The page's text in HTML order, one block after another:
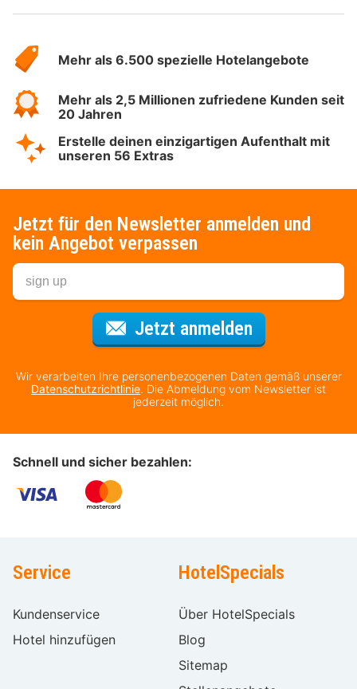
Hotelspecials
Mehr als 6.500 spezielle Hotelangebote
Mehr als 2,5 Millionen zufriedene Kunden seit
20 Jahren
Erstelle deinen einzigartigen Aufenthalt mit
unseren 56 Extras
Jetzt für den Newsletter anmelden und
kein Angebot verpassen
Jetzt anmeldenFür den
Wir verarbeiten Ihre personenbezogenen Daten gemäß unserer
Datenschutzrichtlinie. Die Abmeldung vom Newsletter ist
jederzeit möglich.
Schnell und sicher bezahlen:
Service
Kundenservice
Hotel hinzufügen
HotelSpecials
Über HotelSpecials
Blog
Sitemap